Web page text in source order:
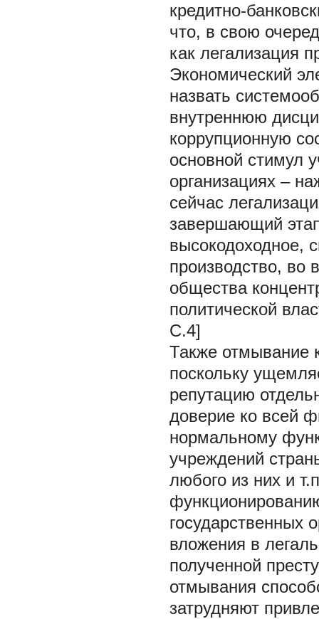
кредитно-
что, в свою
как легализация
Экономический
назвать
внутреннюю
коррупционную
основной стимул
организациях –
сейчас
завершающий
высокодоходное,
производство, во
общества
политической
С.4]
Также отмывание
поскольку
репутацию
доверие ко всей
нормальному
учреждений
любого из них и
государственных
вложения в
полученной
отмывания
затрудняют